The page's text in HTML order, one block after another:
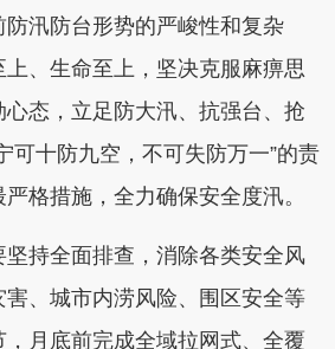
汛防台形势的严峻性和复杂
、生命至上，坚决克服麻痹思
态，立足防大汛、抗强台、抢
可十防九空，不可失防万一”的责
格措施，全力确保安全度汛。
坚持全面排查，消除各类安全风
害、城市内涝风险、围区安全等
月底前完成全域拉网式、全覆